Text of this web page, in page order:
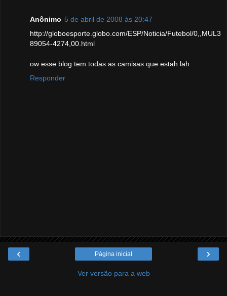
Anônimo 5 de abril de 2008 às 20:47
http://globoesporte.globo.com/ESP/Noticia/Futebol/0,,MUL3
89054-4274,00.html
ow esse blog tem todas as camisas que estah lah
Responder
‹ ›
Página inicial
Ver versão para a web